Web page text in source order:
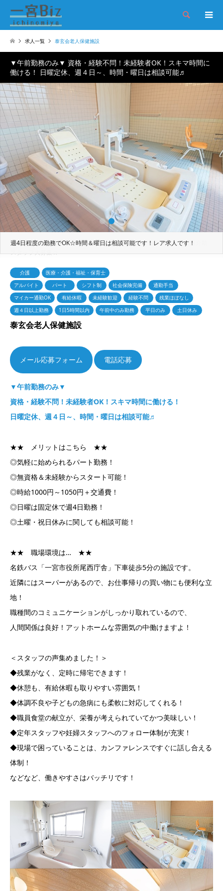
検索
求人一覧 泰玄会老人保健施設
▼午前勤務のみ▼ 資格・経験不問！未経験者OK！スキマ時間に
働ける！ 日曜定休、週４日～、時間・曜日は相談可能♬
週4日程度の勤務でOK☆時間＆曜日は相談可能です！レア求人です！
1 2 3
介護
医療・介護・福祉・保育士
アルバイト
パート シフト制 社会保険完備
通勤手当
マイカー通勤OK
有給休暇 未経験歓迎 経験不問
残業ほぼなし
週４日以上勤務
1日5時間以内 午前中のみ勤務 平日のみ 土日休み
泰玄会老人保健施設
電話応募
▼午前勤務のみ▼
資格・経験不問！未経験者OK！スキマ時間に働ける！
日曜定休、週４日～、時間・曜日は相談可能♬
★★ メリットはこちら ★★
◎気軽に始められるパート勤務！
◎無資格＆未経験からスタート可能！
◎時給1000円～1050円＋交通費！
◎日曜は固定休で週4日勤務！
◎土曜・祝日休みに関しても相談可能！
★★ 職場環境は… ★★
名鉄バス「一宮市役所尾西庁舎」下車徒歩5分の施設です。
近隣にはスーパーがあるので、お仕事帰りの買い物にも便利な立
地！
職種間のコミュニケーションがしっかり取れているので、
人間関係は良好！アットホームな雰囲気の中働けますよ！
＜スタッフの声集めました！＞
◆残業がなく、定時に帰宅できます！
◆休憩も、有給休暇も取りやすい雰囲気！
◆体調不良や子どもの急病にも柔軟に対応してくれる！
◆職員食堂の献立が、栄養が考えられていてかつ美味しい！
◆定年スタッフや妊婦スタッフへのフォロー体制が充実！
◆現場で困っていることは、カンファレンスですぐに話し合える
体制！
などなど、働きやすさはバッチリです！